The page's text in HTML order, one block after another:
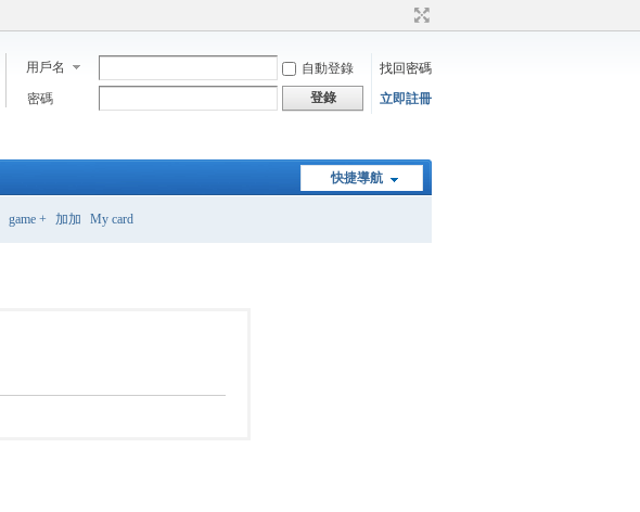
用戶名 自動登錄
找回密碼
密碼
登錄 立即註冊
快捷導航
game + 加加 My card